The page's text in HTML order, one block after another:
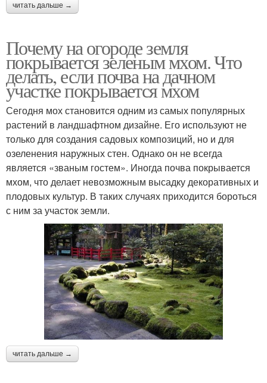
читать дальше →
Почему на огороде земля
покрывается зеленым мхом. Что
делать, если почва на дачном
участке покрывается мхом
Сегодня мох становится одним из самых популярных
растений в ландшафтном дизайне. Его используют не
только для создания садовых композиций, но и для
озеленения наружных стен. Однако он не всегда
является «званым гостем». Иногда почва покрывается
мхом, что делает невозможным высадку декоративных и
плодовых культур. В таких случаях приходится бороться
с ним за участок земли.
читать дальше →